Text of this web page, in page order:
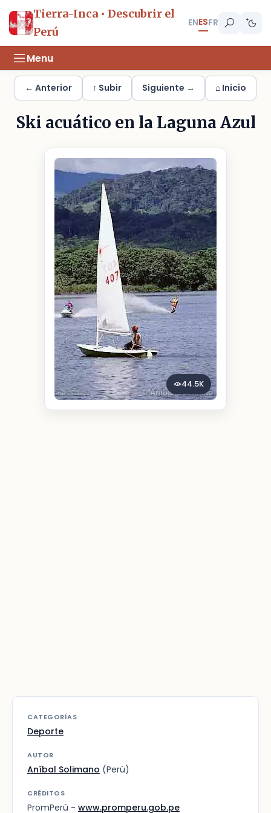
Tierra-Inca • Descubrir el
Perú
ENESFR
Menu
← Anterior ↑ Subir Siguiente → ⌂ Inicio
Ski acuático en la Laguna Azul
44.5K
CATEGORÍAS
Deporte
AUTOR
Aníbal Solimano (Perú)
CRÉDITOS
PromPerú - www.promperu.gob.pe